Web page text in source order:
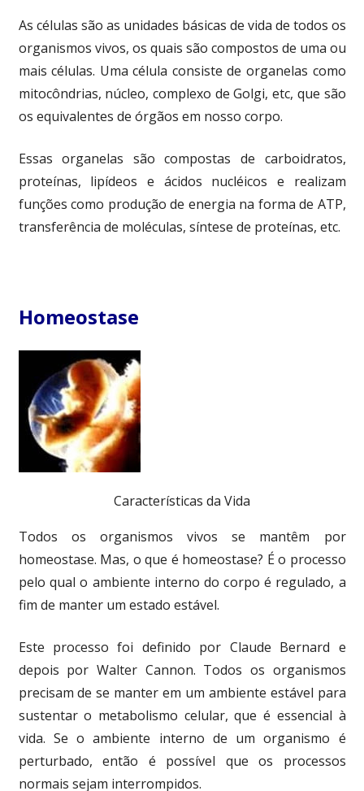
As células são as unidades básicas de vida de todos os
organismos vivos, os quais são compostos de uma ou
mais células. Uma célula consiste de organelas como
mitocôndrias, núcleo, complexo de Golgi, etc, que são
os equivalentes de órgãos em nosso corpo.
Essas organelas são compostas de carboidratos,
proteínas, lipídeos e ácidos nucléicos e realizam
funções como produção de energia na forma de ATP,
transferência de moléculas, síntese de proteínas, etc.
Homeostase
Características da Vida
Todos os organismos vivos se mantêm por
homeostase. Mas, o que é homeostase? É o processo
pelo qual o ambiente interno do corpo é regulado, a
fim de manter um estado estável.
Este processo foi definido por Claude Bernard e
depois por Walter Cannon. Todos os organismos
precisam de se manter em um ambiente estável para
sustentar o metabolismo celular, que é essencial à
vida. Se o ambiente interno de um organismo é
perturbado, então é possível que os processos
normais sejam interrompidos.